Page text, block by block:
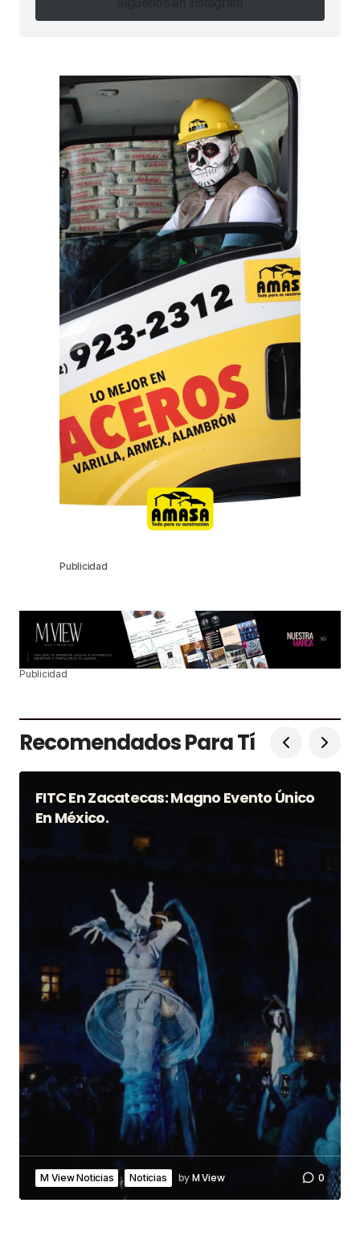
Síguenos en Instagram
Publicidad
Publicidad
Recomendados Para Tí
FITC En Zacatecas: Magno Evento Único
En México.
M View Noticias Noticias byM View 0